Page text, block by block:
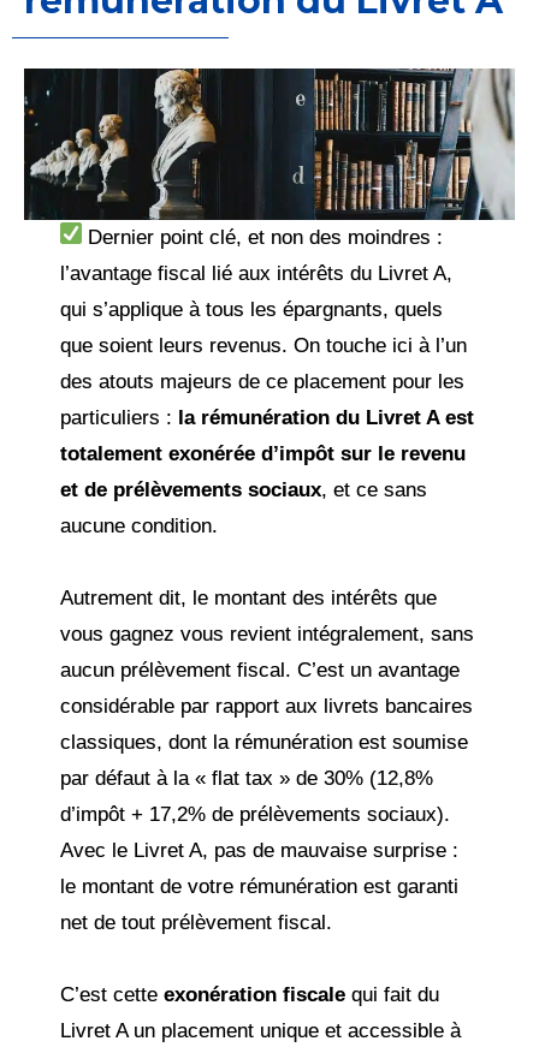
Dernier point clé, et non des moindres :
l’avantage fiscal lié aux intérêts du Livret A,
qui s’applique à tous les épargnants, quels
que soient leurs revenus. On touche ici à l’un
des atouts majeurs de ce placement pour les
particuliers : la rémunération du Livret A est
totalement exonérée d’impôt sur le revenu
et de prélèvements sociaux, et ce sans
aucune condition.
Autrement dit, le montant des intérêts que
vous gagnez vous revient intégralement, sans
aucun prélèvement fiscal. C’est un avantage
considérable par rapport aux livrets bancaires
classiques, dont la rémunération est soumise
par défaut à la « flat tax » de 30% (12,8%
d’impôt + 17,2% de prélèvements sociaux).
Avec le Livret A, pas de mauvaise surprise :
le montant de votre rémunération est garanti
net de tout prélèvement fiscal.
C’est cette exonération fiscale qui fait du
Livret A un placement unique et accessible à